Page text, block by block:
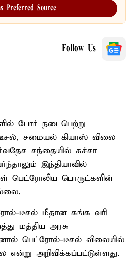
Preferred Source
Follow Us
போர் நடைபெற்று
சமையல் கியாஸ் விலை
சந்தையில் கச்சா
இந்தியாவில்
பெட்ரோலிய பொருட்களின்
டீசல் மீதான சுங்க வரி
மத்திய அரசு
பெட்ரோல்-டீசல் விலையில்
அறிவிக்கப்பட்டுள்ளது.